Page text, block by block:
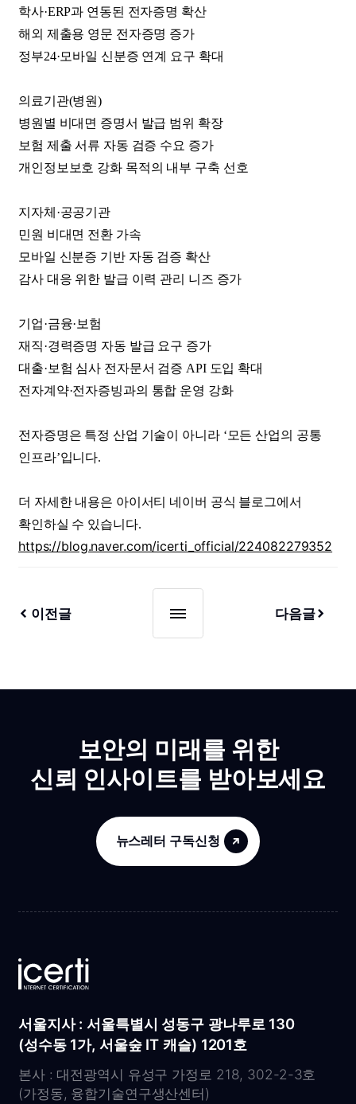
학사·ERP과 연동된 전자증명 확산
해외 제출용 영문 전자증명 증가
정부24·모바일 신분증 연계 요구 확대
의료기관(병원)
병원별 비대면 증명서 발급 범위 확장
보험 제출 서류 자동 검증 수요 증가
개인정보보호 강화 목적의 내부 구축 선호
지자체·공공기관
민원 비대면 전환 가속
모바일 신분증 기반 자동 검증 확산
감사 대응 위한 발급 이력 관리 니즈 증가
기업·금융·보험
재직·경력증명 자동 발급 요구 증가
대출·보험 심사 전자문서 검증 API 도입 확대
전자계약·전자증빙과의 통합 운영 강화
전자증명은 특정 산업 기술이 아니라 ‘모든 산업의 공통
인프라’입니다.
더 자세한 내용은 아이서티 네이버 공식 블로그에서
확인하실 수 있습니다.
https://blog.naver.com/icerti_official/224082279352
이전글 다음글
보안의 미래를 위한
신뢰 인사이트를 받아보세요
뉴스레터 구독신청
서울지사 : 서울특별시 성동구 광나루로 130
(성수동 1가, 서울숲 IT 캐슬) 1201호
본사 : 대전광역시 유성구 가정로 218, 302-2-3호
(가정동, 융합기술연구생산센터)